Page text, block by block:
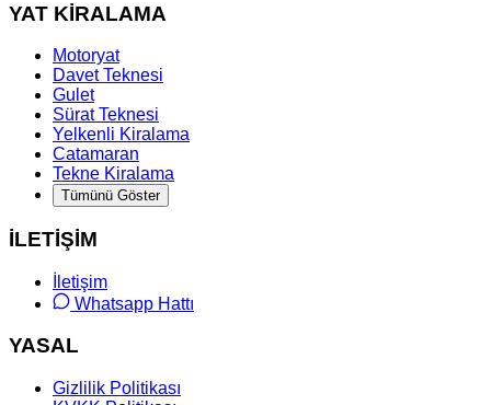
YAT KİRALAMA
Motoryat
Davet Teknesi
Gulet
Sürat Teknesi
Yelkenli Kiralama
Catamaran
Tekne Kiralama
Tümünü Göster
İLETİŞİM
İletişim
Whatsapp Hattı
YASAL
Gizlilik Politikası